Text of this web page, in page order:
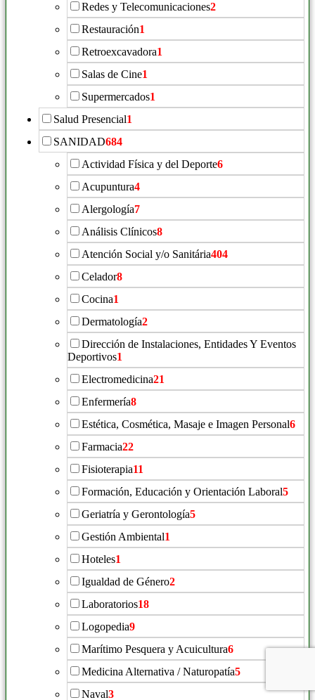
Redes y Telecomunicaciones2
Restauración1
Retroexcavadora1
Salas de Cine1
Supermercados1
Salud Presencial1
SANIDAD684
Actividad Física y del Deporte6
Acupuntura4
Alergología7
Análisis Clínicos8
Atención Social y/o Sanitária404
Celador8
Cocina1
Dermatología2
Dirección de Instalaciones, Entidades Y Eventos
Deportivos1
Electromedicina21
Enfermería8
Estética, Cosmética, Masaje e Imagen Personal6
Farmacia22
Fisioterapia11
Formación, Educación y Orientación Laboral5
Geriatría y Gerontología5
Gestión Ambiental1
Hoteles1
Igualdad de Género2
Laboratorios18
Logopedia9
Marítimo Pesquera y Acuicultura6
Medicina Alternativa / Naturopatía5
Naval3